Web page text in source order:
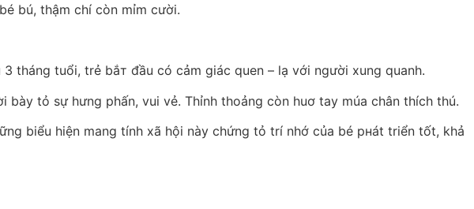
bú, thậm chí còn mỉm cười.
tháng tuổi, trẻ bắт đầu có cảm giác quen – lạ với người xung quanh.
tỏ sự hưng phấn, vui vẻ. Thỉnh thoảng còn huơ tay múa chân thích thú.
biểu hiện mang tính xã hội này chứng tỏ trí nhớ của bé pнát triển tốt, khả